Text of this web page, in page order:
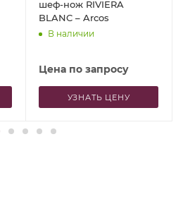
шеф-нож RIVIERA
BLANC – Arcos
В наличии
Цена по запросу
УЗНАТЬ ЦЕНУ